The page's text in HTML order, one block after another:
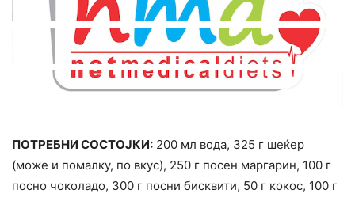
ПОТРЕБНИ СОСТОЈКИ: 200 мл вода, 325 г шеќер
(може и помалку, по вкус), 250 г посен маргарин, 100 г
посно чоколадо, 300 г посни бисквити, 50 г кокос, 100 г